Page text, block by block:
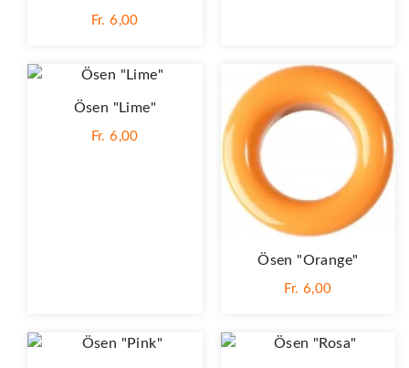
Fr. 6,00
Ösen "Lime"
Fr. 6,00
Ösen "Orange"
Fr. 6,00